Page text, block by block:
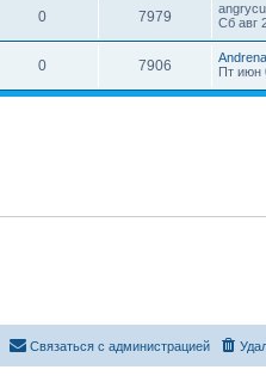
0 7979
Сб авг
0 7906
Пт июн
Связаться с администрацией